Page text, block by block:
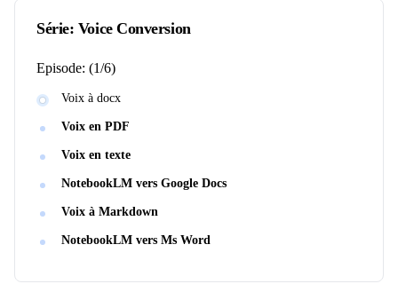
Série: Voice Conversion
Episode: (1/6)
Voix à docx
Voix en PDF
Voix en texte
NotebookLM vers Google Docs
Voix à Markdown
NotebookLM vers Ms Word